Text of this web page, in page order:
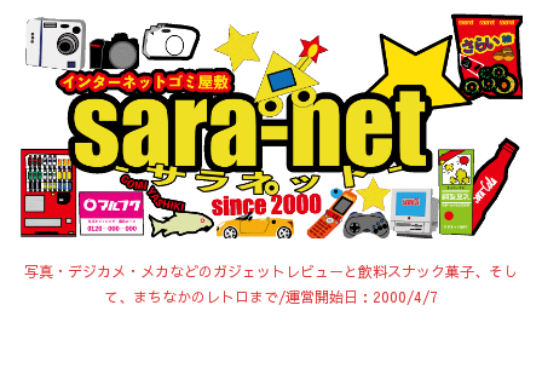
写真・デジカメ・メカなどのガジェットレビューと飲料スナック菓子、そし
て、まちなかのレトロまで/運営開始日：2000/4/7